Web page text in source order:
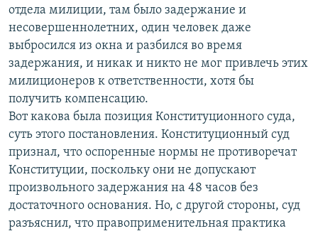
отдела милиции, там было задержание и
несовершеннолетних, один человек даже
выбросился из окна и разбился во время
задержания, и никак и никто не мог привлечь этих
милиционеров к ответственности, хотя бы
получить компенсацию.
Вот какова была позиция Конституционного суда,
суть этого постановления. Конституционный суд
признал, что оспоренные нормы не противоречат
Конституции, поскольку они не допускают
произвольного задержания на 48 часов без
достаточного основания. Но, с другой стороны, суд
разъяснил, что правоприменительная практика